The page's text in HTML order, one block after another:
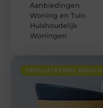
GERELATEERDE
Aanbiedingen
Woning en Tuin
Huishoudelijk
Woningen